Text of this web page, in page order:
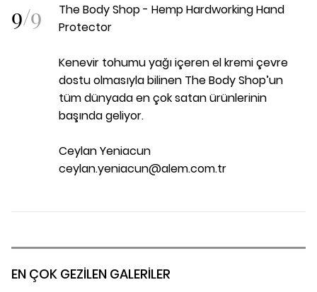
9/9
The Body Shop - Hemp Hardworking Hand
Protector
Kenevir tohumu yağı içeren el kremi çevre
dostu olmasıyla bilinen The Body Shop’un
tüm dünyada en çok satan ürünlerinin
başında geliyor.
Ceylan Yeniacun
ceylan.yeniacun@alem.com.tr
EN ÇOK GEZİLEN GALERİLER